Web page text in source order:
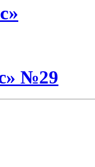
№29